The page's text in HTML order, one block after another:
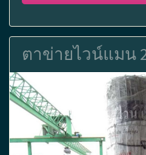
ตาข่ายไวน์แมน